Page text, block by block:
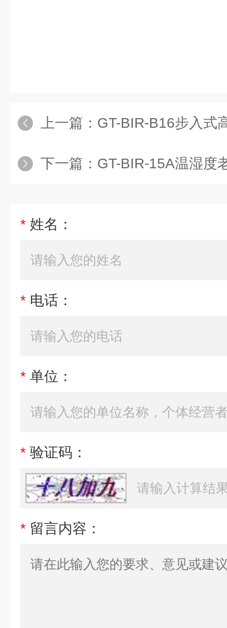
上一篇： GT-BIR-B16步入式
下一篇： GT-BIR-15A温湿度
* 姓名：
* 电话：
* 单位：
* 验证码：
* 留言内容：